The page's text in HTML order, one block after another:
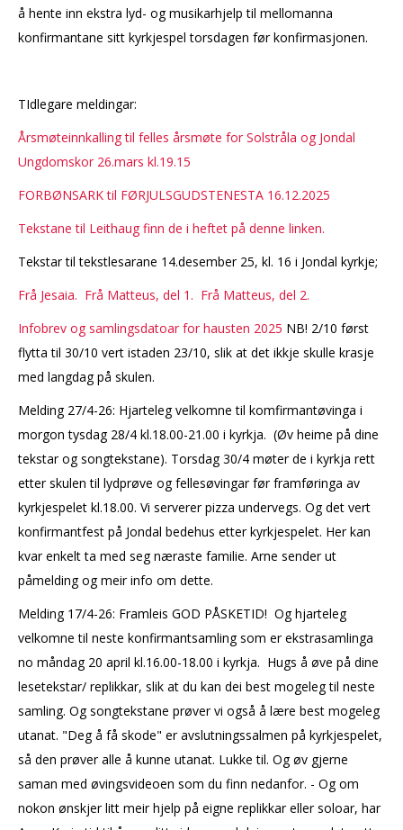
å hente inn ekstra lyd- og musikarhjelp til mellomanna
konfirmantane sitt kyrkjespel torsdagen før konfirmasjonen.
TIdlegare meldingar:
Årsmøteinnkalling til felles årsmøte for Solstråla og Jondal
Ungdomskor 26.mars kl.19.15
FORBØNSARK til FØRJULSGUDSTENESTA 16.12.2025
Tekstane til Leithaug finn de i heftet på denne linken.
Tekstar til tekstlesarane 14.desember 25, kl. 16 i Jondal kyrkje;
Frå Jesaia. Frå Matteus, del 1. Frå Matteus, del 2.
Infobrev og samlingsdatoar for hausten 2025 NB! 2/10 først
flytta til 30/10 vert istaden 23/10, slik at det ikkje skulle krasje
med langdag på skulen.
Melding 27/4-26: Hjarteleg velkomne til komfirmantøvinga i
morgon tysdag 28/4 kl.18.00-21.00 i kyrkja. (Øv heime på dine
tekstar og songtekstane). Torsdag 30/4 møter de i kyrkja rett
etter skulen til lydprøve og fellesøvingar før framføringa av
kyrkjespelet kl.18.00. Vi serverer pizza undervegs. Og det vert
konfirmantfest på Jondal bedehus etter kyrkjespelet. Her kan
kvar enkelt ta med seg næraste familie. Arne sender ut
påmelding og meir info om dette.
Melding 17/4-26: Framleis GOD PÅSKETID! Og hjarteleg
velkomne til neste konfirmantsamling som er ekstrasamlinga
no måndag 20 april kl.16.00-18.00 i kyrkja. Hugs å øve på dine
lesetekstar/ replikkar, slik at du kan dei best mogeleg til neste
samling. Og songtekstane prøver vi også å lære best mogeleg
utanat. "Deg å få skode" er avslutningssalmen på kyrkjespelet,
så den prøver alle å kunne utanat. Lukke til. Og øv gjerne
saman med øvingsvideoen som du finn nedanfor. - Og om
nokon ønskjer litt meir hjelp på eigne replikkar eller soloar, har